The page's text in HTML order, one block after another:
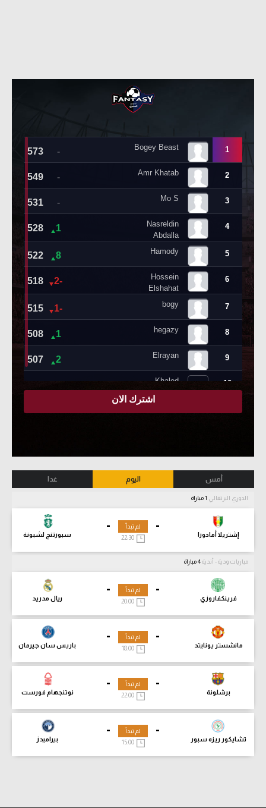
أمس اليوم غدا
الدوري البرتغالي
-
إشتريلا أمادورا
-
سبورتنج لشبونة
لم تبدأ
مباريات ودية - أندية
-
فرينكفاروزي
-
ريال مدريد
لم تبدأ
-
مانشستر يونايتد
-
باريس سان جيرمان
لم تبدأ
18:00
-
برشلونة
-
نوتنجهام فورست
لم تبدأ
-
تشايكور ريزه سبور
-
بيراميدز
لم تبدأ
15:00